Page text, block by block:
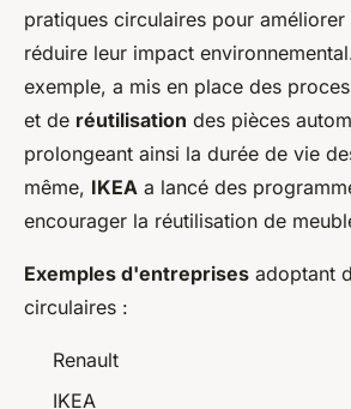
pratiques circulaires pour
réduire leur impact
exemple, a mis en place des
et de réutilisation des pièces
prolongeant ainsi la durée de vie
même, IKEA a lancé des
encourager la réutilisation de
Exemples d'entreprises adoptant
circulaires :
Renault
IKEA